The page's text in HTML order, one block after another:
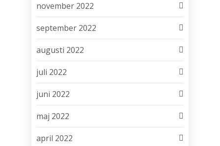
november 2022
september 2022
augusti 2022
juli 2022
juni 2022
maj 2022
april 2022